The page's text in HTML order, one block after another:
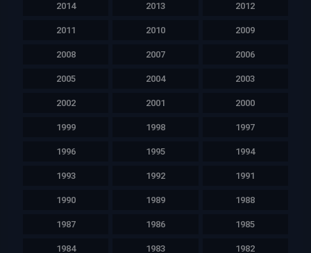
2014 2013 2012
2011 2010 2009
2008 2007 2006
2005 2004 2003
2002 2001 2000
1999 1998 1997
1996 1995 1994
1993 1992 1991
1990 1989 1988
1987 1986 1985
1984 1983 1982